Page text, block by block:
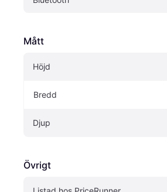
Mått
Höjd
Bredd
Djup
Övrigt